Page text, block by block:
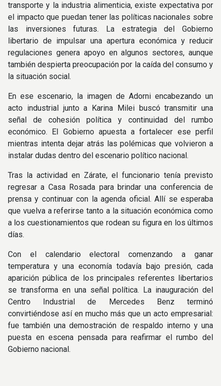
transporte y la industria alimenticia, existe expectativa por
el impacto que puedan tener las políticas nacionales sobre
las inversiones futuras. La estrategia del Gobierno
libertario de impulsar una apertura económica y reducir
regulaciones genera apoyo en algunos sectores, aunque
también despierta preocupación por la caída del consumo y
la situación social.
En ese escenario, la imagen de Adorni encabezando un
acto industrial junto a Karina Milei buscó transmitir una
señal de cohesión política y continuidad del rumbo
económico. El Gobierno apuesta a fortalecer ese perfil
mientras intenta dejar atrás las polémicas que volvieron a
instalar dudas dentro del escenario político nacional.
Tras la actividad en Zárate, el funcionario tenía previsto
regresar a Casa Rosada para brindar una conferencia de
prensa y continuar con la agenda oficial. Allí se esperaba
que vuelva a referirse tanto a la situación económica como
a los cuestionamientos que rodean su figura en los últimos
días.
Con el calendario electoral comenzando a ganar
temperatura y una economía todavía bajo presión, cada
aparición pública de los principales referentes libertarios
se transforma en una señal política. La inauguración del
Centro Industrial de Mercedes Benz terminó
convirtiéndose así en mucho más que un acto empresarial:
fue también una demostración de respaldo interno y una
puesta en escena pensada para reafirmar el rumbo del
Gobierno nacional.